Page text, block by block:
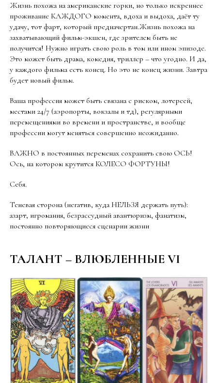
Жизнь похожа на американские горки, но только искреннее
проживание КАЖДОГО момента, вдоха и выдоха, даёт ту
удачу, тот фарт, который предначертан.Жизнь похожа на
захватывающий фильм-экшен, где зрителем быть не
получится! Нужно играть свою роль в том или ином эпизоде.
Это может быть драма, комедия, триллер – что угодно. И да,
у каждого фильма есть конец. Но это не конец жизни. Завтра
будет новый фильм.
Ваша профессия может быть связана с риском, лотереей,
местами 24/7 (аэропорты, вокзалы и тд), регулярными
перемещениями во времени и пространстве, и вообще
профессии могут меняться совершенно неожиданно.
ВАЖНО в постоянных переменах сохранить свою ОСЬ!
Ось, на котором крутится КОЛЕСО ФОРТУНЫ!
Себя.
Теневая сторона (негатив, куда НЕЛЬЗЯ держать путь):
азарт, игромания, безрассудный авантюризм, фанатизм,
постоянно повторяющиеся сценарии жизни
ТАЛАНТ – ВЛЮБЛЕННЫЕ VI